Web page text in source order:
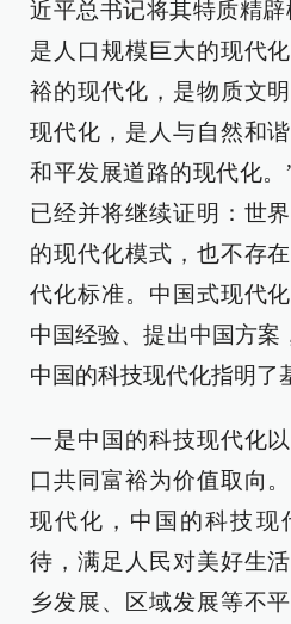
近平总书记将其特质精
是人口规模巨大的现代
裕的现代化，是物质文
现代化，是人与自然和
和平发展道路的现代化
已经并将继续证明：世
的现代化模式，也不存
代化标准。中国式现代
中国经验、提出中国方案
中国的科技现代化指明了
一是中国的科技现代化
口共同富裕为价值取向
现代化，中国的科技现
待，满足人民对美好生
乡发展、区域发展等不